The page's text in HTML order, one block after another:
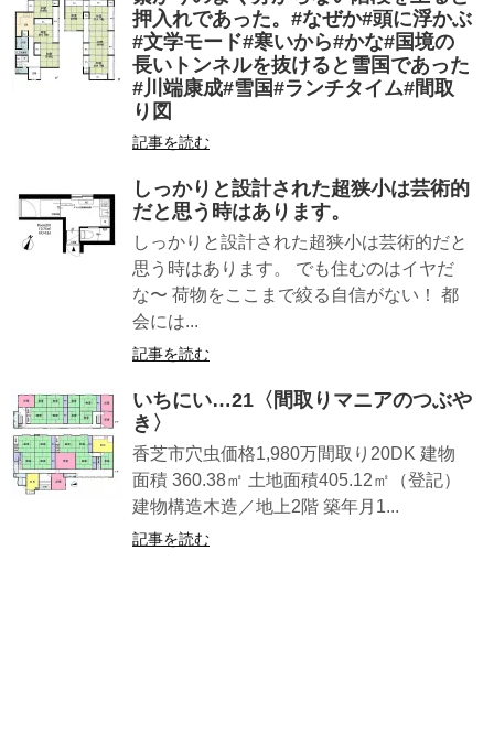
押入れであった。#なぜか#頭に浮かぶ
#文学モード#寒いから#かな#国境の
長いトンネルを抜けると雪国であった
#川端康成#雪国#ランチタイム#間取
り図
記事を読む
しっかりと設計された超狭小は芸術的
だと思う時はあります。
しっかりと設計された超狭小は芸術的だと
思う時はあります。 でも住むのはイヤだ
な〜 荷物をここまで絞る自信がない！ 都
会には...
記事を読む
いちにい…21︎〈間取りマニアのつぶや
き〉
香芝市穴虫価格1,980万間取り20DK 建物
面積 360.38㎡ 土地面積405.12㎡（登記）
建物構造木造／地上2階 築年月1...
記事を読む